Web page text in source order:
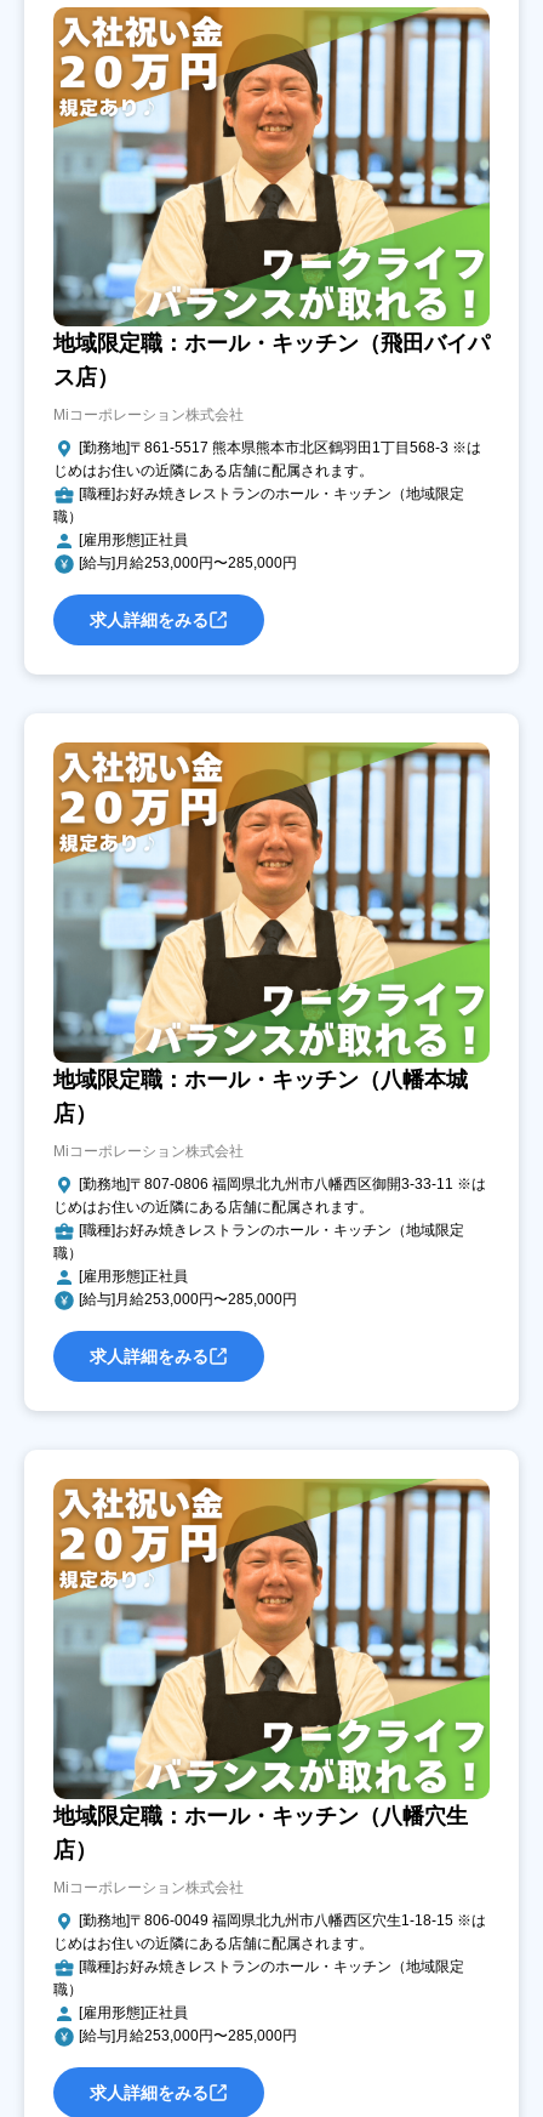
地域限定職：ホール・キッチン（飛田バイパ
ス店）
Miコーポレーション株式会社
[勤務地]〒861-5517 熊本県熊本市北区鶴羽田1丁目568-3 ※は
じめはお住いの近隣にある店舗に配属されます。
[職種]お好み焼きレストランのホール・キッチン（地域限定
職）
[雇用形態]正社員
[給与]月給253,000円〜285,000円
求人詳細をみる
地域限定職：ホール・キッチン（八幡本城
店）
Miコーポレーション株式会社
[勤務地]〒807-0806 福岡県北九州市八幡西区御開3-33-11 ※は
じめはお住いの近隣にある店舗に配属されます。
[職種]お好み焼きレストランのホール・キッチン（地域限定
職）
[雇用形態]正社員
[給与]月給253,000円〜285,000円
求人詳細をみる
地域限定職：ホール・キッチン（八幡穴生
店）
Miコーポレーション株式会社
[勤務地]〒806-0049 福岡県北九州市八幡西区穴生1-18-15 ※は
じめはお住いの近隣にある店舗に配属されます。
[職種]お好み焼きレストランのホール・キッチン（地域限定
職）
[雇用形態]正社員
[給与]月給253,000円〜285,000円
求人詳細をみる